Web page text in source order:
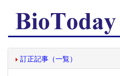
訂正記事（一覧）